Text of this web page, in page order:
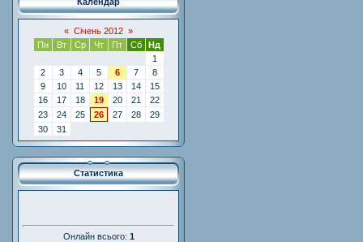
« Січень 2012 »
Пн
Вт Ср Чт Пт Сб
Нд
1
2
3 4 5 6 7
8
9
10 11 12 13 14
15
16
17 18 19 20 21
22
23
24 25 26 27 28
29
30
31
Статистика
Онлайн всього: 1